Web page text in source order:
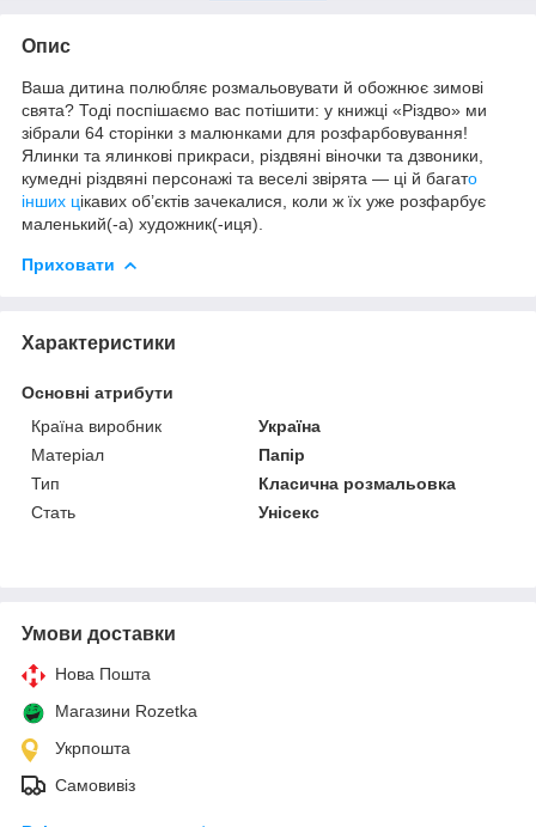
Опис
Ваша дитина полюбляє розмальовувати й обожнює зимові
свята? Тоді поспішаємо вас потішити: у книжці «Різдво» ми
зібрали 64 сторінки з малюнками для розфарбовування!
Ялинки та ялинкові прикраси, різдвяні віночки та дзвоники,
кумедні різдвяні персонажі та веселі звірята — ці й багато
інших цікавих об’єктів зачекалися, коли ж їх уже розфарбує
маленький(-а) художник(-иця).
Приховати
Характеристики
Основні атрибути
Країна виробник
Україна
Матеріал
Папір
Тип
Класична розмальовка
Стать
Унісекс
Умови доставки
Нова Пошта
Магазини Rozetka
Укрпошта
Самовивіз